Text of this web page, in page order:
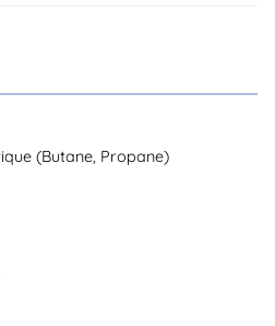
(Butane, Propane)